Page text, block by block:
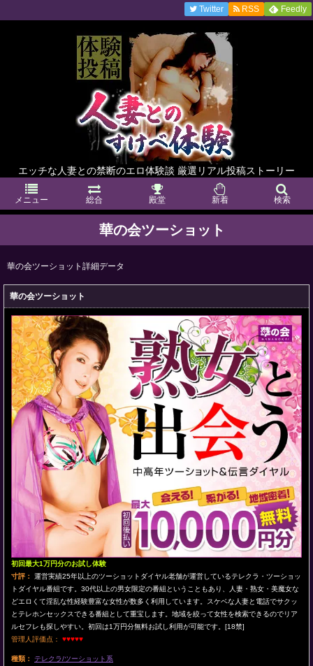
エッチな人妻との禁断のエロ体験談 厳選リアル投稿ストーリー
メニュー 総合 殿堂 新着 検索
Twitter RSS Feedly
華の会ツーショット
華の会ツーショット詳細データ
華の会ツーショット
初回最大1万円分のお試し体験
寸評：
運営実績25年以上のツーショットダイヤル老舗が運営しているテレクラ・ツーショッ
トダイヤル番組です。30代以上の男女限定の番組ということもあり、人妻・熟女・美魔女な
どエロくて淫乱な性経験豊富な女性が数多く利用しています。スケベな人妻と電話でサクッ
とテレホンセックスできる番組として重宝します。地域を絞って女性を検索できるのでリア
ルセフレも探しやすい。初回は1万円分無料お試し利用が可能です。[18禁]
管理人評価点： ♥♥♥♥♥
種類：
テレクラ/ツーショット系